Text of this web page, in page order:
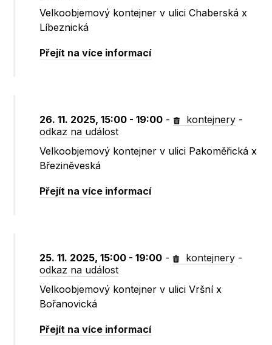
Velkoobjemový kontejner v ulici Chaberská x
Líbeznická
Přejít na více informací
26. 11. 2025, 15:00 - 19:00 - kontejnery -
odkaz na událost
Velkoobjemový kontejner v ulici Pakoměřická x
Březiněveská
Přejít na více informací
25. 11. 2025, 15:00 - 19:00 - kontejnery -
odkaz na událost
Velkoobjemový kontejner v ulici Vršní x
Bořanovická
Přejít na více informací